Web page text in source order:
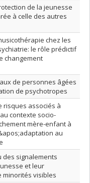
de la jeunesse
à celle des autres
chez les
le rôle prédictif
changement
de personnes âgées
de psychotropes
risques associés à
contexte socio-
mère-enfant à
au
des signalements
et leur
visibles